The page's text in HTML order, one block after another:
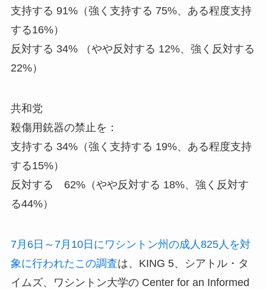
支持する 91%（強く支持する 75%、ある程度支持
する16%）
反対する 34% （やや反対する 12%、強く反対する
22%）
共和党
殺傷用銃器の禁止を：
支持する 34%（強く支持する 19%、ある程度支持
する15%）
反対する 62%（やや反対する 18%、強く反対す
る44%）
7月6日～7月10日にワシントン州の成人825人を対
象に行われたこの調査は、KING 5、シアトル・タ
イムズ、ワシントン大学の Center for an Informed